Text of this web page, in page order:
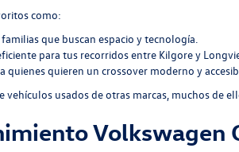
como:
que buscan espacio y tecnología.
para tus recorridos entre Kilgore y
quienes quieren un crossover moderno y
vehículos usados de otras marcas, muchos de
Volkswagen